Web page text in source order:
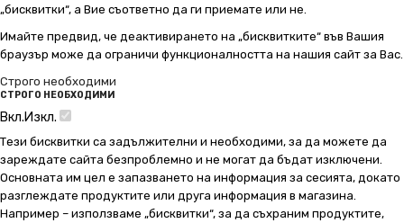
„бисквитки“, а Вие съответно да ги приемате или не.
Имайте предвид, че деактивирането на „бисквитките“ във Вашия
браузър може да ограничи функционалността на нашия сайт за Вас.
Строго необходими
СТРОГО НЕОБХОДИМИ
Вкл.Изкл.
Тези бисквитки са задължителни и необходими, за да можете да
зареждате сайта безпроблемно и не могат да бъдат изключени.
Основната им цел е запазването на информация за сесията, докато
разглеждате продуктите или друга информация в магазина.
Например – използваме „бисквитки“, за да съхраним продуктите,